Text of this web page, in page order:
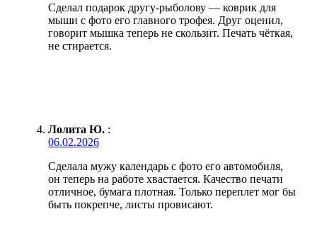
Сделал подарок другу-рыболову — коврик для
мыши с фото его главного трофея. Друг оценил,
говорит мышка теперь не скользит. Печать чёткая,
не стирается.
Лолита Ю. :
06.02.2026
Сделала мужу календарь с фото его автомобиля,
он теперь на работе хвастается. Качество печати
отличное, бумага плотная. Только переплет мог бы
быть покрепче, листы провисают.